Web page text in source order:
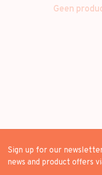
Geen
Sign up for our
news and product offers